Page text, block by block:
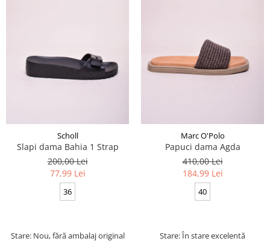
Scholl
Slapi dama Bahia 1 Strap
200,00 Lei
77,99 Lei
36
Stare: Nou, fără ambalaj original
Marc O'Polo
Papuci dama Agda
410,00 Lei
184,99 Lei
40
Stare: În stare excelentă